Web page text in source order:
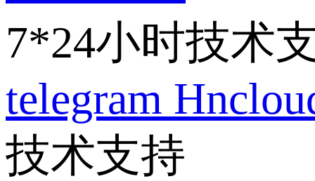
7*24小时技术
telegram
技术支持